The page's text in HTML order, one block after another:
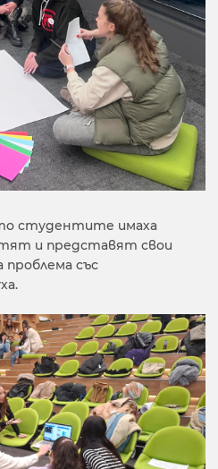
студентите имаха
и представят свои
със